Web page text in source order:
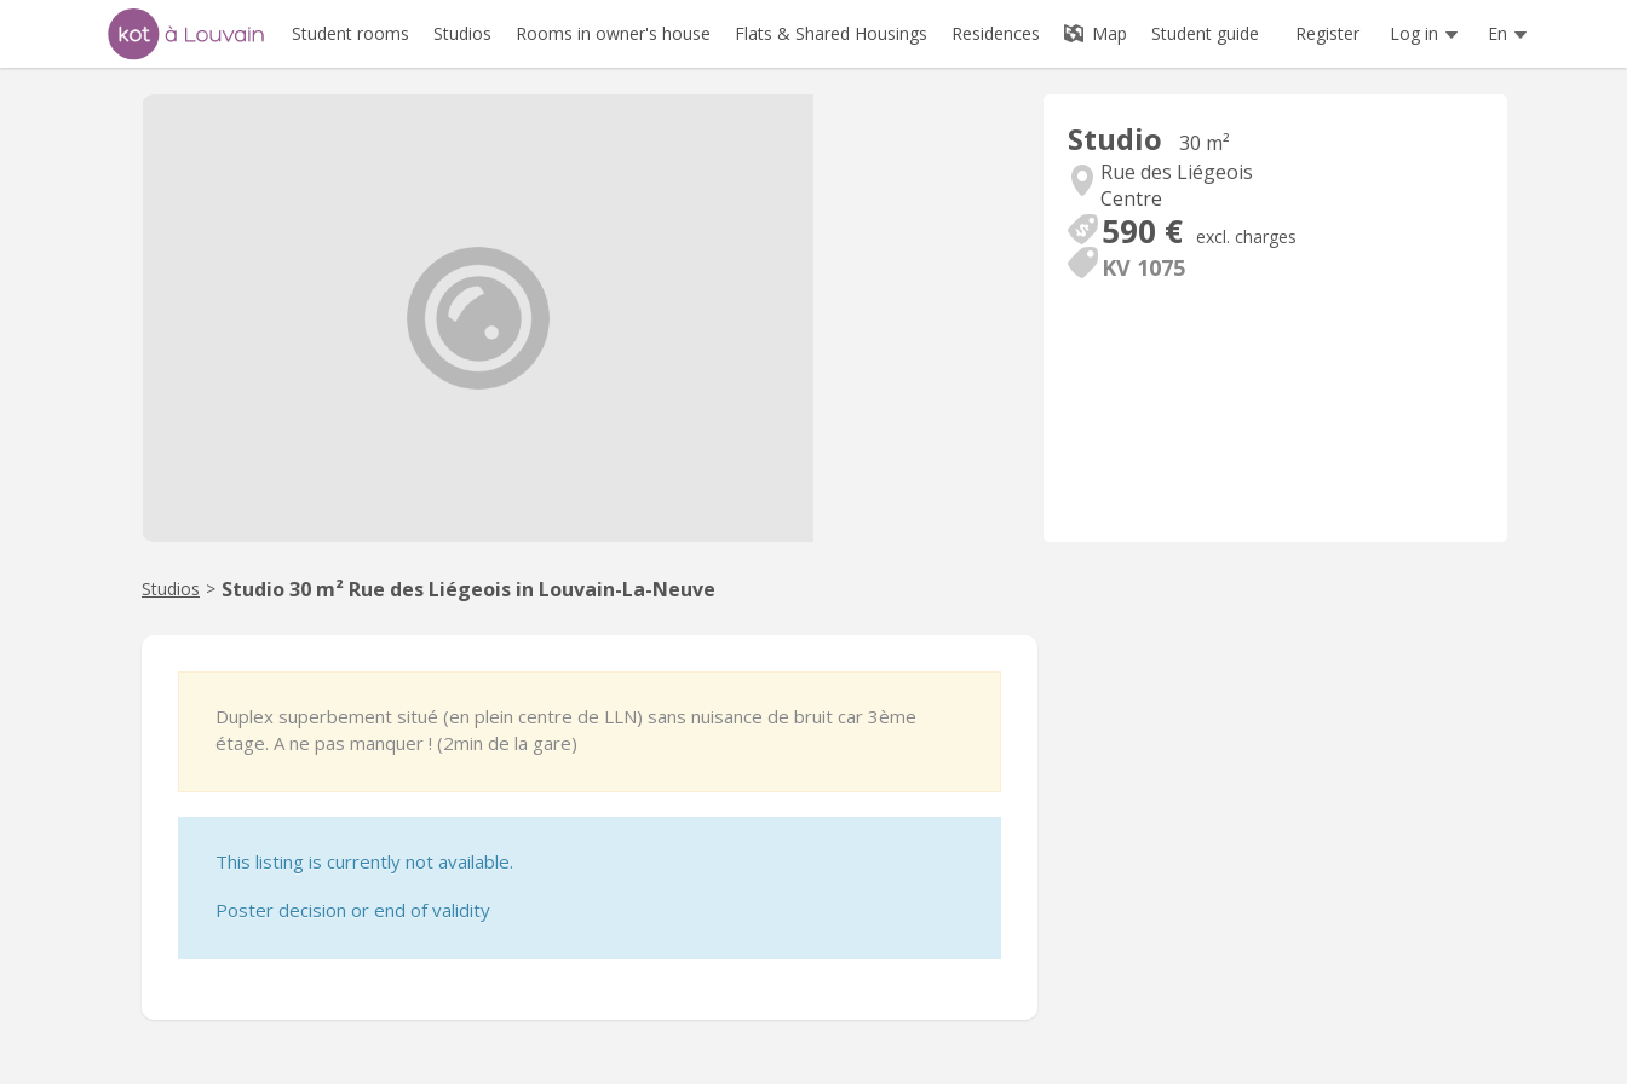
Student rooms Studios Rooms in owner's house Flats & Shared Housings Residences Map Student guide Register Log in En
Studio
30 m²
Rue des Liégeois
Centre
590 € excl. charges
KV 1075
Studios > Studio 30 m² Rue des Liégeois in Louvain-La-Neuve
Duplex superbement situé (en plein centre de LLN) sans nuisance de bruit car 3ème
étage. A ne pas manquer ! (2min de la gare)
This listing is currently not available.
Poster decision or end of validity